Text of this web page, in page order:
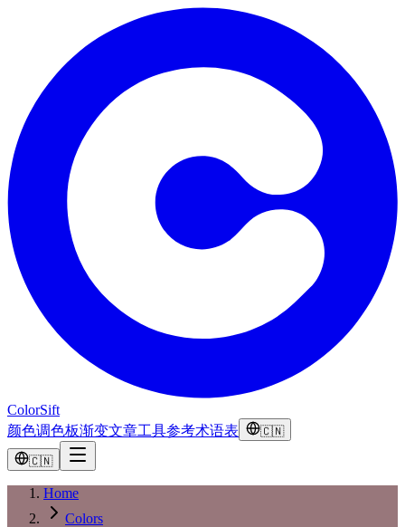
ColorSift
颜色调色板渐变文章工具参考术语表 🇨🇳
🇨🇳
Home
Colors